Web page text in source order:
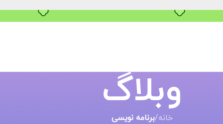
وبلاگ
خانه/برنامه نویسی